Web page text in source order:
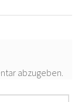
abzugeben.